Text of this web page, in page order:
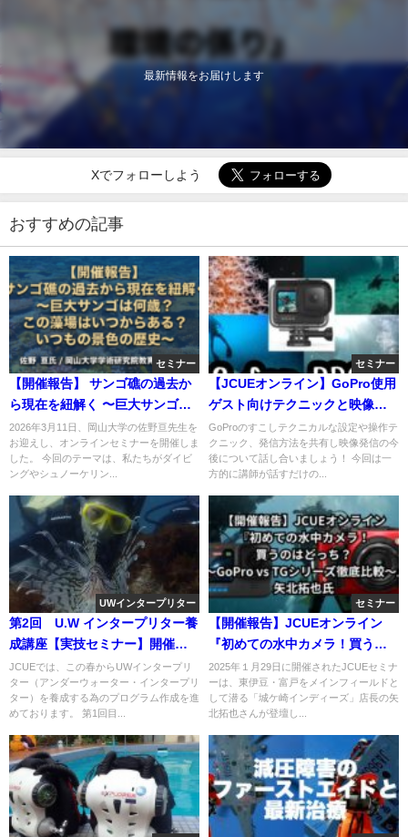
最新情報をお届けします
Xでフォローしよう
おすすめの記事
セミナー
【開催報告】 サンゴ礁の過去か
ら現在を紐解く 〜巨大サンゴは
何歳？ この藻場はいつからあ
る？ いつもの景色の歴史〜 佐野
亘氏/岡山大学学術研究院教育学
2026年3月11日、岡山大学の佐野亘先生を
お迎えし、オンラインセミナーを開催しま
した。 今回のテーマは、私たちがダイビ
ングやシュノーケリン...
セミナー
【JCUEオンライン】GoPro使用
ゲスト向けテクニックと映像発
信媒体の今後
GoProのすこしテクニカルな設定や操作テ
クニック、発信方法を共有し映像発信の今
後について話し合いましょう！ 今回は一
方的に講師が話すだけの...
UWインタープリター
第2回 U.W インタープリター養
成講座【実技セミナー】開催の
ご案内
JCUEでは、この春からUWインタープリ
ター（アンダーウォーター・インタープリ
ター）を養成する為のプログラム作成を進
めております。 第1回目...
セミナー
【開催報告】JCUEオンライン
『初めての水中カメラ！買うの
はどっち？ ～GoPro vs TGシリ
ーズ徹底比較～』矢北拓也氏
2025年１月29日に開催されたJCUEセミナ
ーは、東伊豆・富戸をメインフィールドと
して潜る「城ケ崎インディーズ」店長の矢
北拓也さんが登壇し...